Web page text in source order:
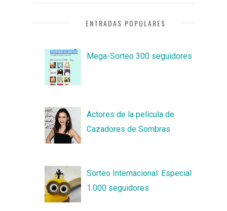
ENTRADAS POPULARES
Mega-Sorteo 300 seguidores
Actores de la película de
Cazadores de Sombras
Sorteo Internacional: Especial
1.000 seguidores